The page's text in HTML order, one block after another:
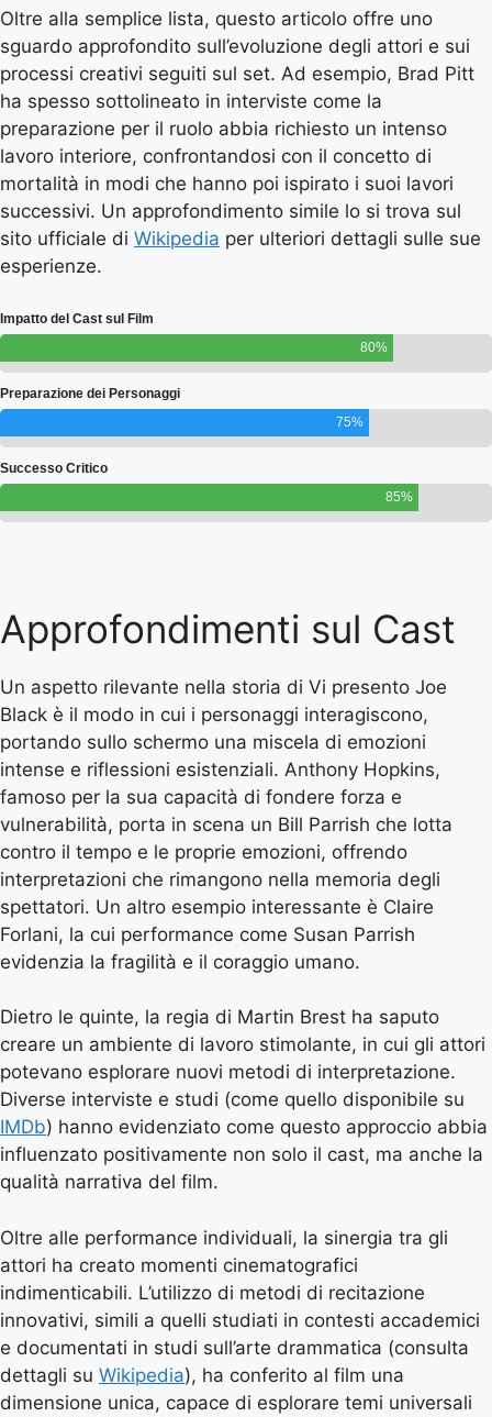
Oltre alla semplice lista, questo articolo offre uno
sguardo approfondito sull’evoluzione degli attori e sui
processi creativi seguiti sul set. Ad esempio, Brad Pitt
ha spesso sottolineato in interviste come la
preparazione per il ruolo abbia richiesto un intenso
lavoro interiore, confrontandosi con il concetto di
mortalità in modi che hanno poi ispirato i suoi lavori
successivi. Un approfondimento simile lo si trova sul
sito ufficiale di Wikipedia per ulteriori dettagli sulle sue
esperienze.
Impatto del Cast sul Film
80%
Preparazione dei Personaggi
75%
Successo Critico
85%
Approfondimenti sul Cast
Un aspetto rilevante nella storia di Vi presento Joe
Black è il modo in cui i personaggi interagiscono,
portando sullo schermo una miscela di emozioni
intense e riflessioni esistenziali. Anthony Hopkins,
famoso per la sua capacità di fondere forza e
vulnerabilità, porta in scena un Bill Parrish che lotta
contro il tempo e le proprie emozioni, offrendo
interpretazioni che rimangono nella memoria degli
spettatori. Un altro esempio interessante è Claire
Forlani, la cui performance come Susan Parrish
evidenzia la fragilità e il coraggio umano.
Dietro le quinte, la regia di Martin Brest ha saputo
creare un ambiente di lavoro stimolante, in cui gli attori
potevano esplorare nuovi metodi di interpretazione.
Diverse interviste e studi (come quello disponibile su
IMDb) hanno evidenziato come questo approccio abbia
influenzato positivamente non solo il cast, ma anche la
qualità narrativa del film.
Oltre alle performance individuali, la sinergia tra gli
attori ha creato momenti cinematografici
indimenticabili. L’utilizzo di metodi di recitazione
innovativi, simili a quelli studiati in contesti accademici
e documentati in studi sull’arte drammatica (consulta
dettagli su Wikipedia), ha conferito al film una
dimensione unica, capace di esplorare temi universali